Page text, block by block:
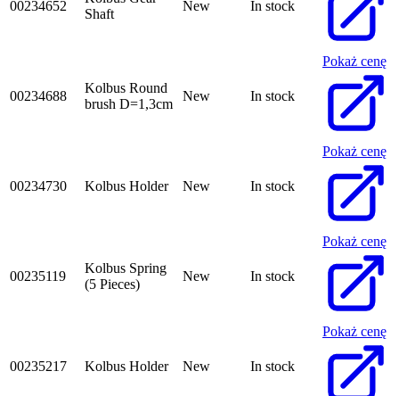
00234652
Shaft
New In stock
00234688
Kolbus Round
brush D=1,3cm
New In stock
Pokaż cenę
00234730 Kolbus Holder New In stock
Pokaż cenę
00235119
Kolbus Spring
(5 Pieces)
New In stock
Pokaż cenę
00235217 Kolbus Holder New In stock
Pokaż cenę